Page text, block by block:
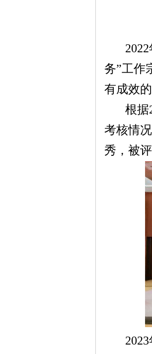
2022
务”工作
有成效
根据
考核情
秀，被
2023